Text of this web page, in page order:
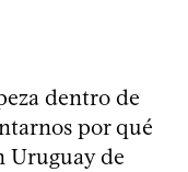
dentro de
por qué
Uruguay de